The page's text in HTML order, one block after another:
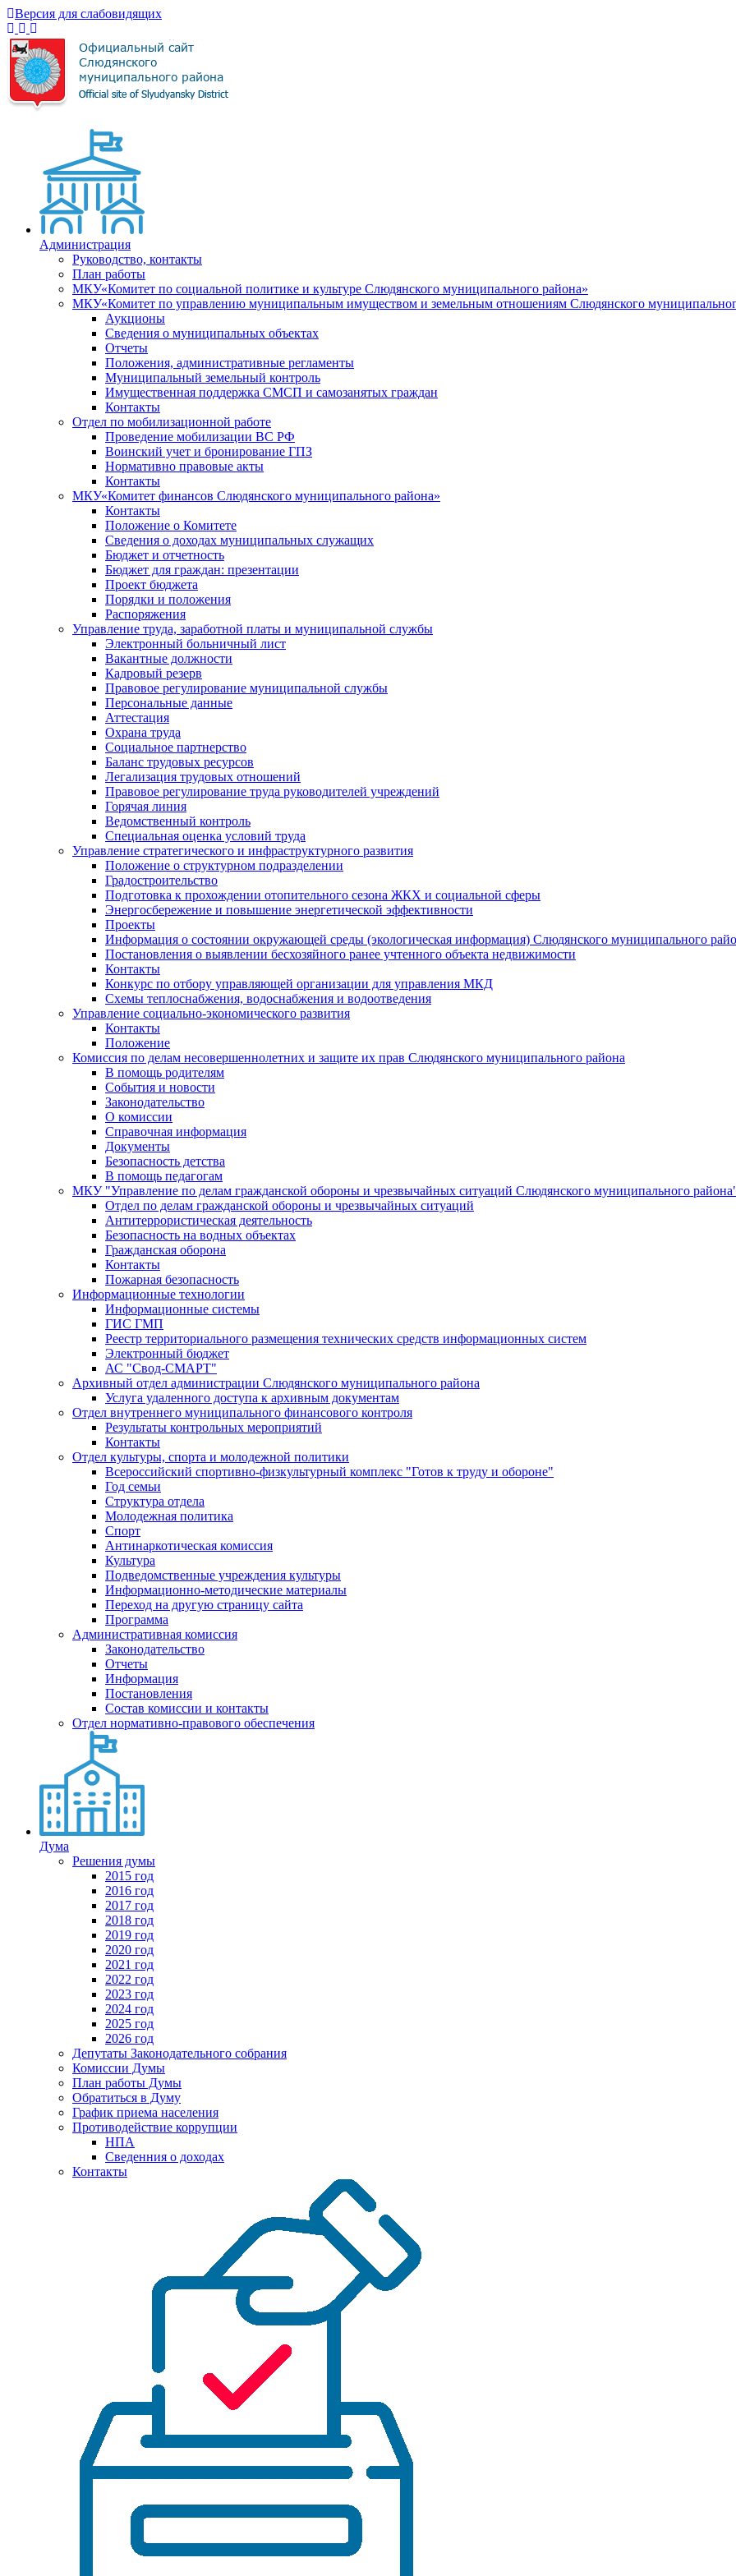
Версия для слабовидящих
Администрация
Руководство, контакты
План работы
МКУ«Комитет по социальной политике и культуре Слюдянского муниципального района»
МКУ«Комитет по управлению муниципальным имуществом и земельным отношениям Слюдянского
Аукционы
Сведения о муниципальных объектах
Отчеты
Положения, административные регламенты
Муниципальный земельный контроль
Имущественная поддержка СМСП и самозанятых граждан
Контакты
Отдел по мобилизационной работе
Проведение мобилизации ВС РФ
Воинский учет и бронирование ГПЗ
Нормативно правовые акты
Контакты
МКУ«Комитет финансов Слюдянского муниципального района»
Контакты
Положение о Комитете
Сведения о доходах муниципальных служащих
Бюджет и отчетность
Бюджет для граждан: презентации
Проект бюджета
Порядки и положения
Распоряжения
Управление труда, заработной платы и муниципальной службы
Электронный больничный лист
Вакантные должности
Кадровый резерв
Правовое регулирование муниципальной службы
Персональные данные
Аттестация
Охрана труда
Социальное партнерство
Баланс трудовых ресурсов
Легализация трудовых отношений
Правовое регулирование труда руководителей учреждений
Горячая линия
Ведомственный контроль
Специальная оценка условий труда
Управление стратегического и инфраструктурного развития
Положение о структурном подразделении
Градостроительство
Подготовка к прохождении отопительного сезона ЖКХ и социальной сферы
Энергосбережение и повышение энергетической эффективности
Проекты
Информация о состоянии окружающей среды (экологическая информация) Слюдянского муниципального
Постановления о выявлении бесхозяйного ранее учтенного объекта недвижимости
Контакты
Конкурс по отбору управляющей организации для управления МКД
Схемы теплоснабжения, водоснабжения и водоотведения
Управление социально-экономического развития
Контакты
Положение
Комиссия по делам несовершеннолетних и защите их прав Слюдянского муниципального района
В помощь родителям
События и новости
Законодательство
О комиссии
Справочная информация
Документы
Безопасность детства
В помощь педагогам
МКУ "Управление по делам гражданской обороны и чрезвычайных ситуаций Слюдянского муниципального
Отдел по делам гражданской обороны и чрезвычайных ситуаций
Антитеррористическая деятельность
Безопасность на водных объектах
Гражданская оборона
Контакты
Пожарная безопасность
Информационные технологии
Информационные системы
ГИС ГМП
Реестр территориального размещения технических средств информационных систем
Электронный бюджет
АС "Свод-СМАРТ"
Архивный отдел администрации Слюдянского муниципального района
Услуга удаленного доступа к архивным документам
Отдел внутреннего муниципального финансового контроля
Результаты контрольных мероприятий
Контакты
Отдел культуры, спорта и молодежной политики
Всероссийский спортивно-физкультурный комплекс "Готов к труду и обороне"
Год семьи
Структура отдела
Молодежная политика
Спорт
Антинаркотическая комиссия
Культура
Подведомственные учреждения культуры
Информационно-методические материалы
Переход на другую страницу сайта
Программа
Административная комиссия
Законодательство
Отчеты
Информация
Постановления
Состав комиссии и контакты
Отдел нормативно-правового обеспечения
Дума
Решения думы
2015 год
2016 год
2017 год
2018 год
2019 год
2020 год
2021 год
2022 год
2023 год
2024 год
2025 год
2026 год
Депутаты Законодательного собрания
Комиссии Думы
План работы Думы
Обратиться в Думу
График приема населения
Противодействие коррупции
НПА
Сведенния о доходах
Контакты